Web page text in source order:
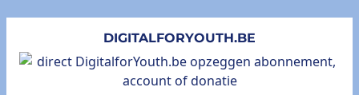
DIGITALFORYOUTH.BE